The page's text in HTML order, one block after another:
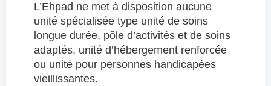
L’Ehpad ne met à disposition aucune
unité spécialisée type unité de soins
longue durée, pôle d’activités et de soins
adaptés, unité d’hébergement renforcée
ou unité pour personnes handicapées
vieillissantes.